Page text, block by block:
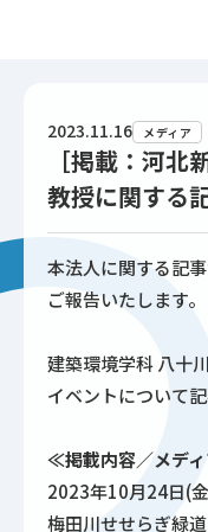
2023.11.16 メディア
［掲載：河
教授に関する
本法人に関する記
ご報告いたします。
建築環境学科 八十
イベントについて
≪掲載内容／メデ
2023年10月24日(
梅田川せせらぎ緑